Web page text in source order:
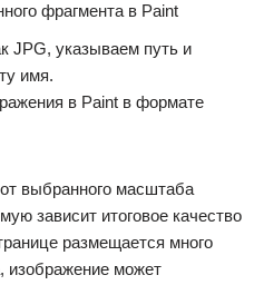
JPG, указываем путь и
имя.
выбранного масштаба
зависит итоговое качество
размещается много
изображение может